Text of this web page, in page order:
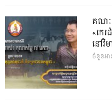
គណៈ
«កេ
នៅវិ
ចំនួនអ